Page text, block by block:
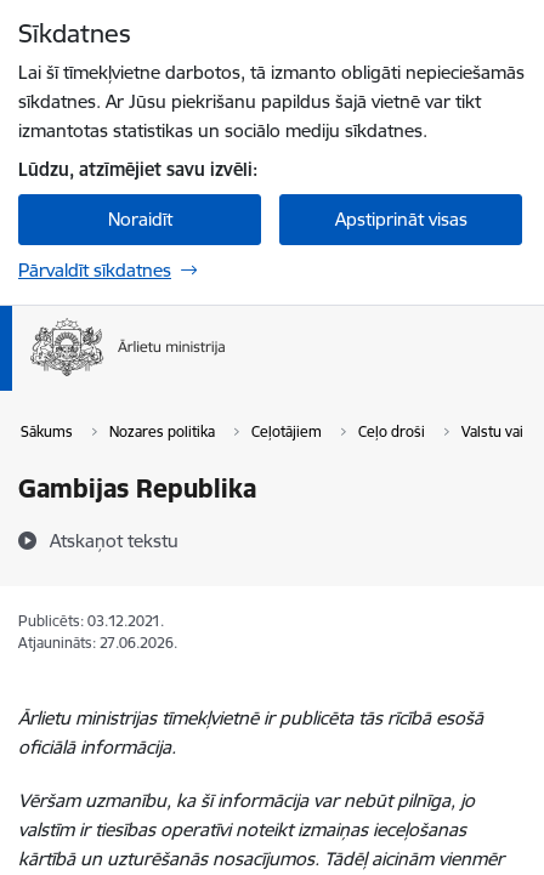
Sīkdatnes
Lai šī tīmekļvietne darbotos, tā izmanto obligāti nepieciešamās
sīkdatnes. Ar Jūsu piekrišanu papildus šajā vietnē var tikt
izmantotas statistikas un sociālo mediju sīkdatnes.
Lūdzu, atzīmējiet savu izvēli:
Noraidīt Apstiprināt visas
Pārvaldīt sīkdatnes
Sākums Nozares politika Ceļotājiem Ceļo droši Valstu vai
Gambijas Republika
Atskaņot tekstu
Publicēts: 03.12.2021.
Atjaunināts: 27.06.2026.
Ārlietu ministrijas tīmekļvietnē ir publicēta tās rīcībā esošā
oficiālā informācija.
Vēršam uzmanību, ka šī informācija var nebūt pilnīga, jo
valstīm ir tiesības operatīvi noteikt izmaiņas ieceļošanas
kārtībā un uzturēšanās nosacījumos. Tādēļ aicinām vienmēr